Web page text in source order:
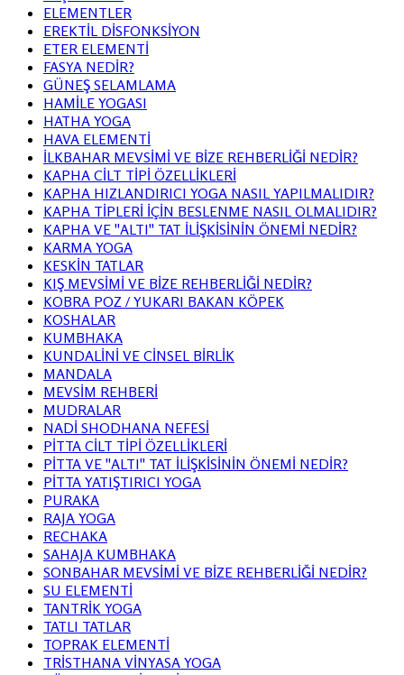
ELEMENTLER
EREKTİL DİSFONKSİYON
ETER ELEMENTİ
FASYA NEDİR?
GÜNEŞ SELAMLAMA
HAMİLE YOGASI
HATHA YOGA
HAVA ELEMENTİ
İLKBAHAR MEVSİMİ VE BİZE REHBERLİĞİ NEDİR?
KAPHA CİLT TİPİ ÖZELLİKLERİ
KAPHA HIZLANDIRICI YOGA NASIL YAPILMALIDIR?
KAPHA TİPLERİ İÇİN BESLENME NASIL OLMALIDIR?
KAPHA VE ''ALTI'' TAT İLİŞKİSİNİN ÖNEMİ NEDİR?
KARMA YOGA
KESKİN TATLAR
KIŞ MEVSİMİ VE BİZE REHBERLİĞİ NEDİR?
KOBRA POZ / YUKARI BAKAN KÖPEK
KOSHALAR
KUMBHAKA
KUNDALİNİ VE CİNSEL BİRLİK
MANDALA
MEVSİM REHBERİ
MUDRALAR
NADİ SHODHANA NEFESİ
PİTTA CİLT TİPİ ÖZELLİKLERİ
PİTTA VE ''ALTI'' TAT İLİŞKİSİNİN ÖNEMİ NEDİR?
PİTTA YATIŞTIRICI YOGA
PURAKA
RAJA YOGA
RECHAKA
SAHAJA KUMBHAKA
SONBAHAR MEVSİMİ VE BİZE REHBERLİĞİ NEDİR?
SU ELEMENTİ
TANTRİK YOGA
TATLI TATLAR
TOPRAK ELEMENTİ
TRİSTHANA VİNYASA YOGA